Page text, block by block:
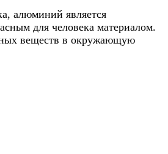
алюминий является
для человека материалом.
веществ в окружающую